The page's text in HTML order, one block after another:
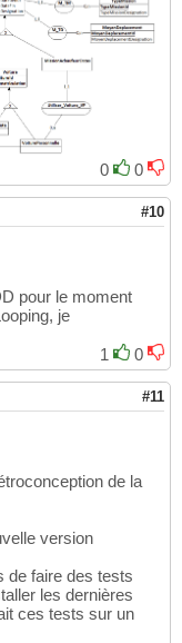
(
,
(
ne doit
<=
0 0
#10
pour le moment
je
1
0
#11
de la
version
de faire des tests
les dernières
ces tests sur un